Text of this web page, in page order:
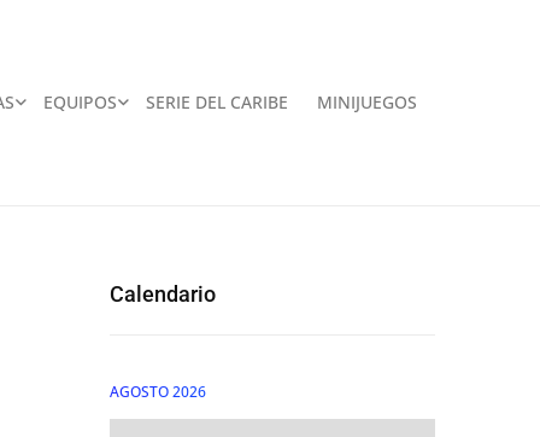
EQUIPOS SERIE DEL CARIBE MINIJUEGOS
Calendario
AGOSTO 2026